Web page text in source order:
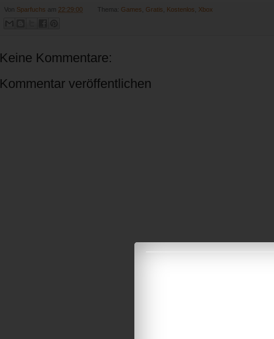
Von Sparfuchs am 22:29:00 Thema: Games Gratis Kostenlos Xbox
Keine Kommentare:
Kommentar veröffentlichen